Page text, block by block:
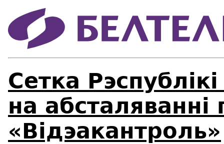
Сетка
на абсталяваннi
«Вiдэакантроль»